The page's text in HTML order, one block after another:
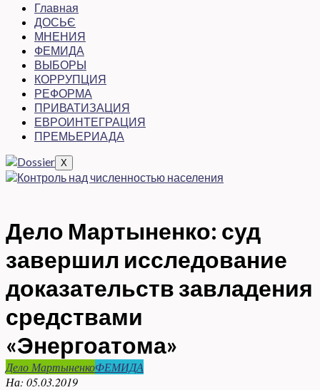
Главная
ДОСЬЄ
МНЕНИЯ
ФЕМИДА
ВЫБОРЫ
КОРРУПЦИЯ
РЕФОРМА
ПРИВАТИЗАЦИЯ
ЕВРОИНТЕГРАЦИЯ
ПРЕМЬЕРИАДА
X
Дело Мартыненко: суд
завершил исследование
доказательств завладения
средствами
«Энергоатома»
Дело МартыненкоФЕМИДА
На: 05.03.2019